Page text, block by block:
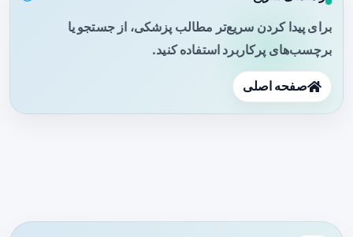
برای پیدا کردن سریع‌تر مطالب پزشکی، از جستجو یا
برچسب‌های پرکاربرد استفاده کنید.
صفحه اصلی